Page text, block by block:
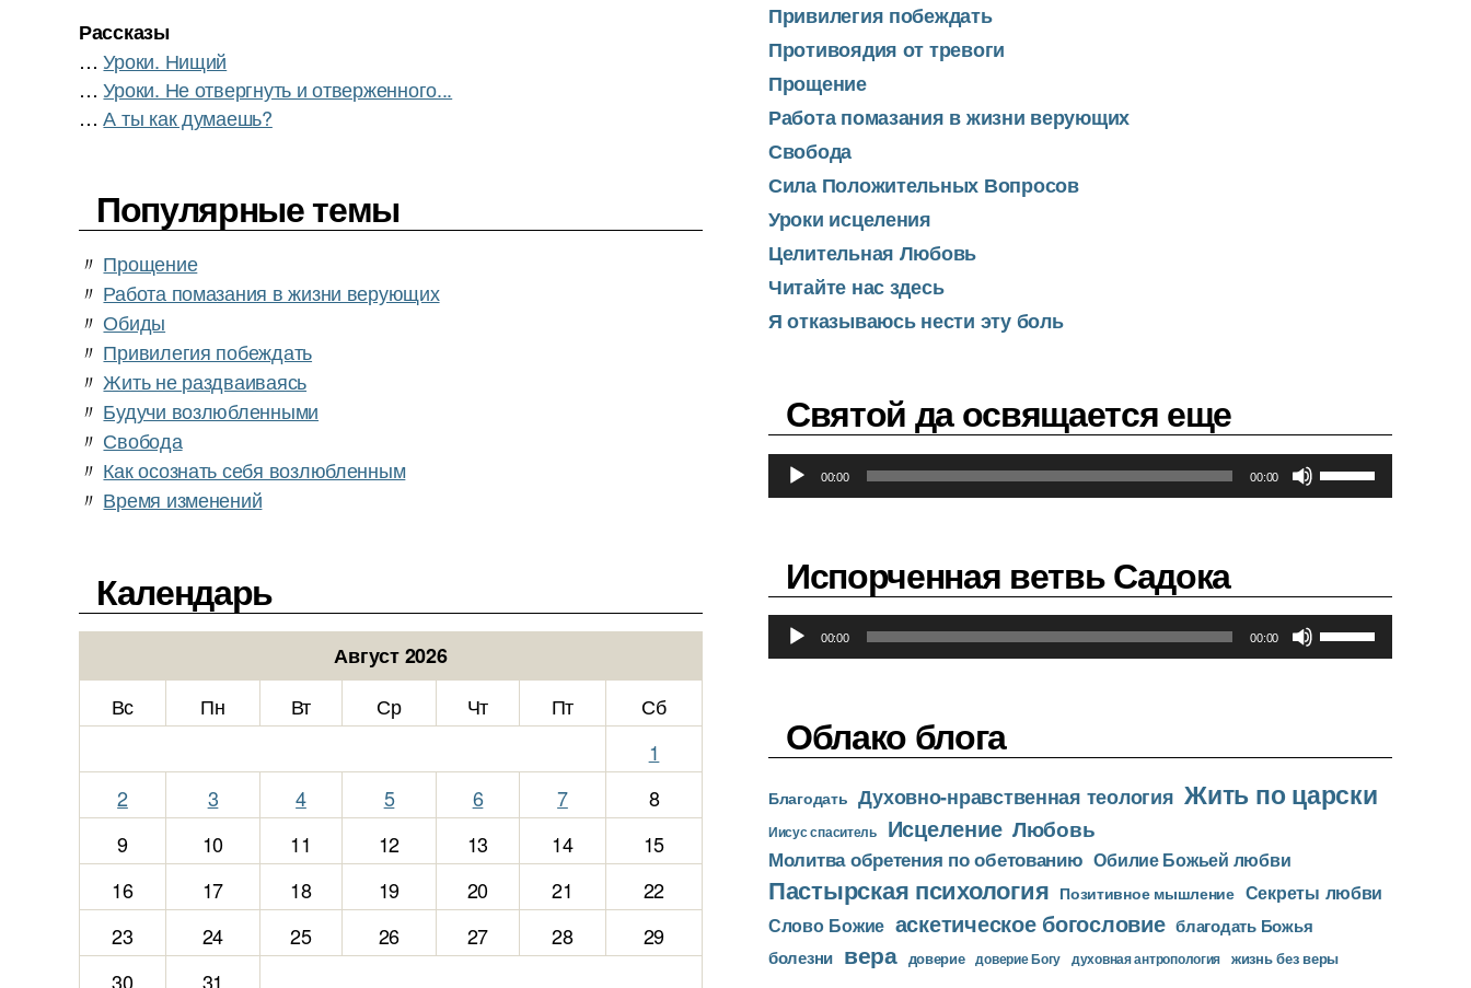
Рассказы
…Уроки. Нищий
…Уроки. Не отвергнуть и отверженного...
…А ты как думаешь?
Популярные темы
〃 Прощение
〃 Работа помазания в жизни верующих
〃 Обиды
〃 Привилегия побеждать
〃 Жить не раздваиваясь
〃 Будучи возлюбленными
〃 Свобода
〃 Как осознать себя возлюбленным
〃 Время изменений
Календарь
Август 2026
Вс
Пн Вт Ср Чт Пт
Сб
1
2
3 4 5 6 7
8
9
10 11 12 13 14
15
16
17 18 19 20 21
22
23
24 25 26 27 28
29
30
31
Привилегия побеждать
Противоядия от тревоги
Прощение
Работа помазания в жизни верующих
Свобода
Сила Положительных Вопросов
Уроки исцеления
Целительная Любовь
Читайте нас здесь
Я отказываюсь нести эту боль
Святой да освящается еще
у
п
е
00:00 00:00
с
з
й
а
в
и
в
х
Испорченная ветвь Садока
у
л
е
е
р
00:00 00:00
с
з
у
й
л
и
Облако блога
Благодать Духовно-нравственная теология Жить по царски
Иисус спаситель Исцеление Любовь
Молитва обретения по обетованию Обилие Божьей любви
Пастырская психология Позитивное мышление Секреты любви
Слово Божие аскетическое богословие благодать Божья
болезни вера доверие доверие Богу духовная антропология жизнь без веры